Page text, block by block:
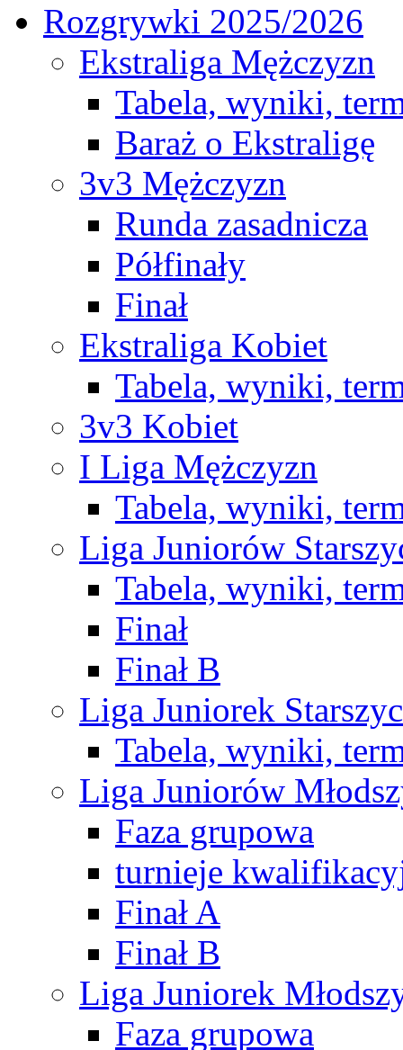
Rozgrywki 2025/2026
Ekstraliga Mężczyzn
Tabela, wyniki,
Baraż o Ekstraligę
3v3 Mężczyzn
Runda zasadnicza
Półfinały
Finał
Ekstraliga Kobiet
Tabela, wyniki,
3v3 Kobiet
I Liga Mężczyzn
Tabela, wyniki,
Liga Juniorów
Tabela, wyniki,
Finał
Finał B
Liga Juniorek
Tabela, wyniki,
Liga Juniorów
Faza grupowa
turnieje
Finał A
Finał B
Liga Juniorek
Faza grupowa